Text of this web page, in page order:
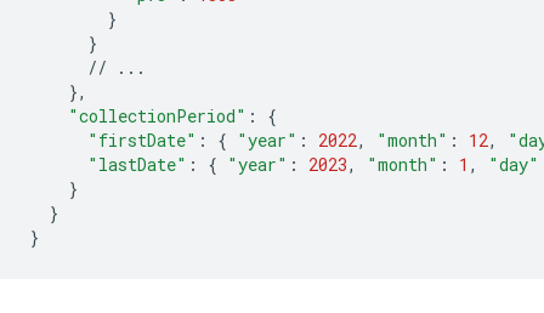
}
}
//
}
"collectionPeriod" :
{
"firstDate" : { "year" : 2022, "month" : 12,
"lastDate" : { "year" : 2023, "month" : 1 , "day"
}
}
}